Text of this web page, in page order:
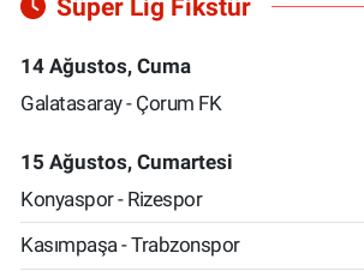
Süper Lig Fikstür
14 Ağustos, Cuma
Galatasaray - Çorum FK
15 Ağustos, Cumartesi
Konyaspor - Rizespor
Kasımpaşa - Trabzonspor